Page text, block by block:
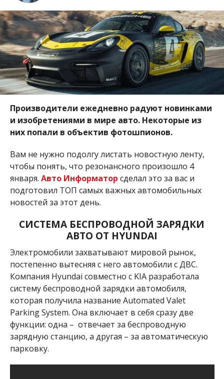
Производители ежедневно радуют новинками
и изобретениями в мире авто. Некоторые из
них попали в объектив фотошпионов.
Вам не нужно подолгу листать новостную ленту,
чтобы понять, что резонансного произошло 4
января. Авто Информатор сделал это за вас и
подготовил ТОП самых важных автомобильных
новостей за этот день.
СИСТЕМА БЕСПРОВОДНОЙ ЗАРЯДКИ
АВТО ОТ HYUNDAI
Электромобили захватывают мировой рынок,
постепенно вытесняя с него автомобили с ДВС.
Компания Hyundai совместно с KIA разработала
систему беспроводной зарядки автомобиля,
которая получила название Automated Valet
Parking System. Она включает в себя сразу две
функции: одна – отвечает за беспроводную
зарядную станцию, а другая – за автоматическую
парковку.